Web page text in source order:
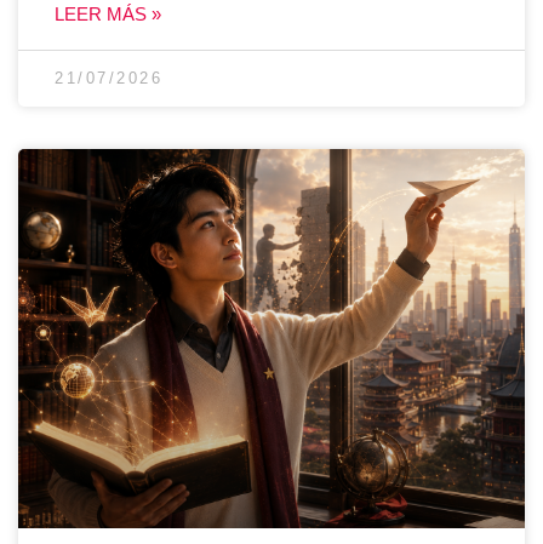
LEER MÁS »
21/07/2026